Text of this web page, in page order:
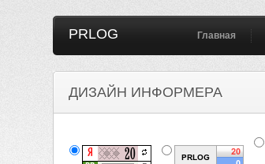
PRLOG Главная
ДИЗАЙН ИНФОРМЕРА